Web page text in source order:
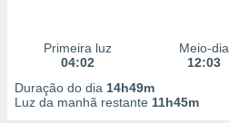
Primeira luz
04:02
Meio-dia
12:03
Duração do dia 14h49m
Luz da manhã restante 11h45m